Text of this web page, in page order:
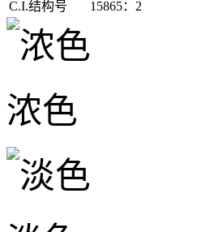
C.I.结构号
15865：2
浓色